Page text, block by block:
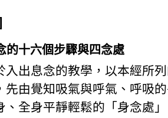
的十六個步驟與四念處
入出息念的教學，以本經所
先由覺知吸氣與呼氣、呼吸
、全身平靜輕鬆的「身念處